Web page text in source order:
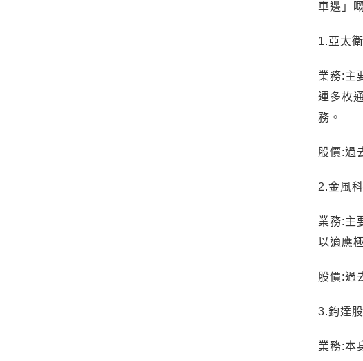
車邊」
1.亞太
業務:主
運多枚
務。
股價:過
2.金風
業務:主
以適應
股價:過
3.鈞達
業務:本